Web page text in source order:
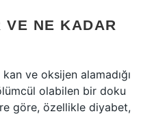
VE NE KADAR
ve oksijen alamadığı
olabilen bir doku
göre, özellikle diyabet,